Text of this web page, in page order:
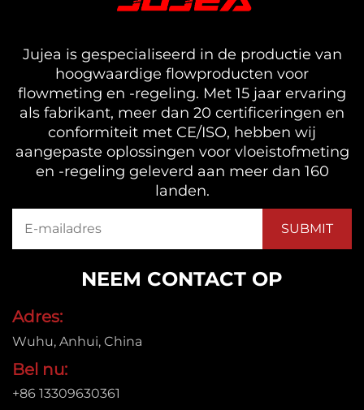
Jujea is gespecialiseerd in de productie van
hoogwaardige flowproducten voor
flowmeting en -regeling. Met 15 jaar ervaring
als fabrikant, meer dan 20 certificeringen en
conformiteit met CE/ISO, hebben wij
aangepaste oplossingen voor vloeistofmeting
en -regeling geleverd aan meer dan 160
landen.
NEEM CONTACT OP
Adres:
Wuhu, Anhui, China
Bel nu:
+86 13309630361